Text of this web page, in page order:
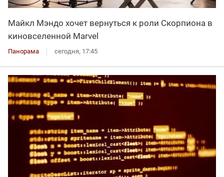
Майкл Мэндо хочет вернуться к роли Скорпиона в
киновселенной Marvel
Панорама сегодня, 17:45